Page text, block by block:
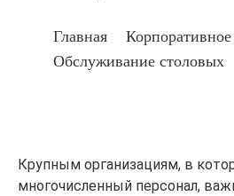
Главная
Обслуживание столовых
Крупным организациям, в
многочисленный персонал,